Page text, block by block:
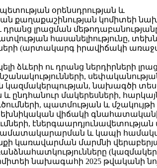
օրենսդրության և
կոմիտեի
լրացման
հասանելիությունը,
(արտակարգ իրավիճակի
ձևերի ու դրանց ներդիրների
կազմակերպության, նախագծի
մակերեսների,
պատմության և
վիճակի
էներգաարդյունավետության
և կապի
կառավարման մարմնի
նախագահի 2025 թվականի